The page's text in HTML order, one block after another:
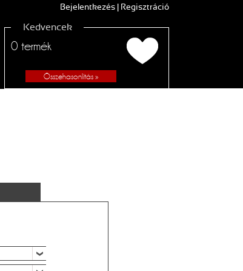
Bejelentkezés Regisztráció
Kedvencek
0 termék
Összehasonlítás »